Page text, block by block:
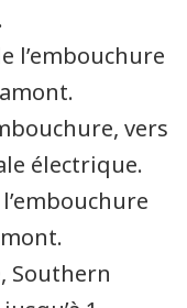
l’embouchure
vers
électrique.
, Southern